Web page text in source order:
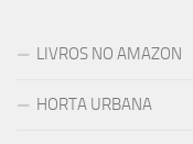
LIVROS NO AMAZON
HORTA URBANA